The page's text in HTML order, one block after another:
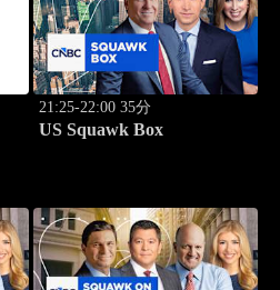
21:25-22:00 35分
US Squawk Box